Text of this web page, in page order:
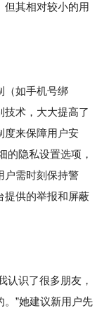
但其相对较小的用
（如手机号绑
技术，大大提高了
度来保障用户安
的隐私设置选项，
户需时刻保持警
提供的举报和屏蔽
认识了很多朋友，
”她建议新用户先